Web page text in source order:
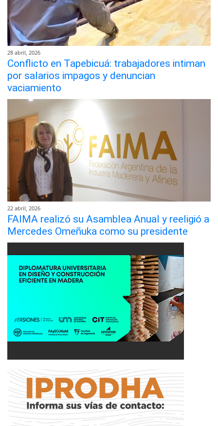
28 abril, 2026
Conflicto en Tapebicuá: trabajadores intiman
por salarios impagos y denuncian
vaciamiento
22 abril, 2026
FAIMA realizó su Asamblea Anual y reeligió a
Mercedes Omeñuka como su presidente